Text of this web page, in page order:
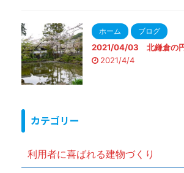
ホーム ブログ
2021/04/03 北鎌倉の
2021/4/4
カテゴリー
利用者に喜ばれる建物づくり